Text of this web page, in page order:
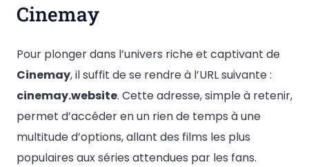
Cinemay
Pour plonger dans l’univers riche et captivant de
Cinemay, il suffit de se rendre à l’URL suivante :
cinemay.website. Cette adresse, simple à retenir,
permet d’accéder en un rien de temps à une
multitude d’options, allant des films les plus
populaires aux séries attendues par les fans.